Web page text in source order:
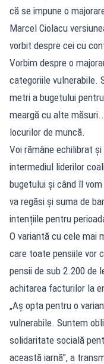
că se impune o
Marcel Ciolacu
vorbit despre cei cu
Vorbim despre o
categoriile vulnerabile.
metri a bugetului
meargă cu alte
locurilor de muncă.
Voi rămâne echilibrat
intermediul liderilor
bugetului și când îl
va regăsi și suma de
intențiile pentru
O variantă cu cele mai
care toate pensiile vor
pensii de sub 2.200 de
achitarea facturilor la
„Aș opta pentru o
vulnerabile. Suntem
solidaritate socială
această iarnă”, a